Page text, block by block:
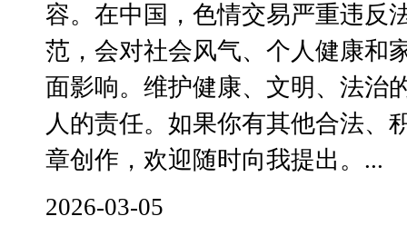
容。在中国，色情交易严重违反
范，会对社会风气、个人健康和
面影响。维护健康、文明、法治
人的责任。如果你有其他合法、
章创作，欢迎随时向我提出。...
2026-03-05